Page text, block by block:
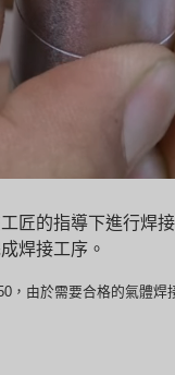
匠的指導下進行焊
焊接工序。
，由於需要合格的氣體焊